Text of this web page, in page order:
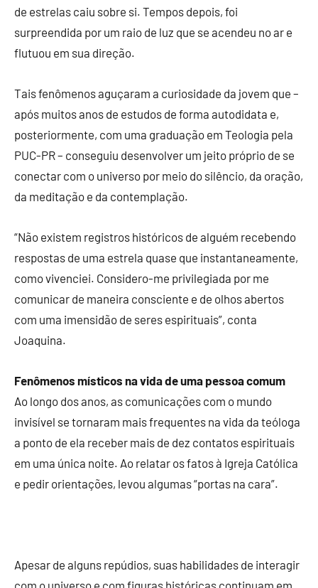
de estrelas caiu sobre si. Tempos depois, foi
surpreendida por um raio de luz que se acendeu no ar e
flutuou em sua direção.
Tais fenômenos aguçaram a curiosidade da jovem que –
após muitos anos de estudos de forma autodidata e,
posteriormente, com uma graduação em Teologia pela
PUC-PR – conseguiu desenvolver um jeito próprio de se
conectar com o universo por meio do silêncio, da oração,
da meditação e da contemplação.
“Não existem registros históricos de alguém recebendo
respostas de uma estrela quase que instantaneamente,
como vivenciei. Considero-me privilegiada por me
comunicar de maneira consciente e de olhos abertos
com uma imensidão de seres espirituais”, conta
Joaquina.
Fenômenos místicos na vida de uma pessoa comum
Ao longo dos anos, as comunicações com o mundo
invisível se tornaram mais frequentes na vida da teóloga
a ponto de ela receber mais de dez contatos espirituais
em uma única noite. Ao relatar os fatos à Igreja Católica
e pedir orientações, levou algumas “portas na cara”.
Apesar de alguns repúdios, suas habilidades de interagir
com o universo e com figuras históricas continuam em